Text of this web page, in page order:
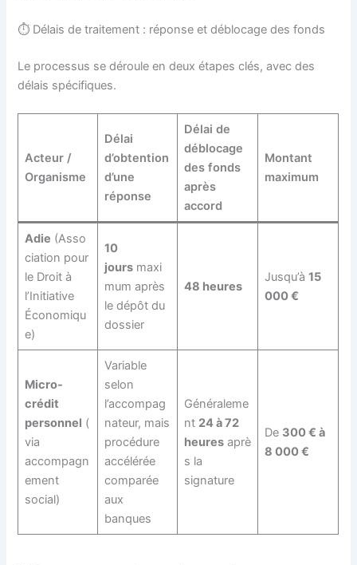
⏱️ Délais de traitement : réponse et déblocage des fonds
Le processus se déroule en deux étapes clés, avec des
délais spécifiques.
Acteur /
Organisme
Délai
d’obtention
d’une
réponse
Délai de
déblocage
des fonds
après
accord
Montant
maximum
Adie (Asso
ciation pour
le Droit à
l’Initiative
Économiqu
e)
10
joursmaxi
mum après
le dépôt du
dossier
48 heures
Jusqu’à 15
000 €
Micro-
crédit
personnel (
via
accompagn
ement
social)
Variable
selon
l’accompag
nateur, mais
procédure
accélérée
comparée
aux
banques
Généraleme
nt 24 à 72
heuresaprè
s la
signature
De 300 € à
8 000 €